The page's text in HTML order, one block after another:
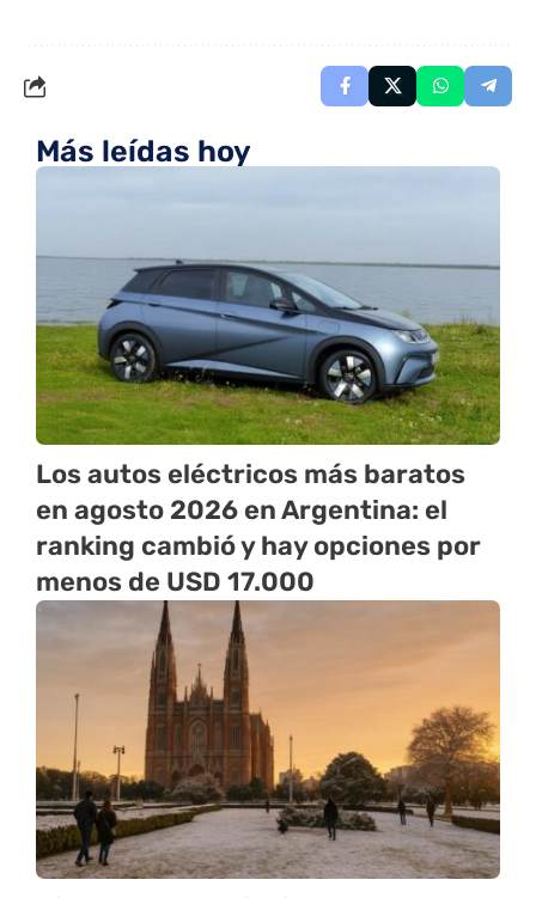
Más leídas hoy
Los autos eléctricos más baratos
en agosto 2026 en Argentina: el
ranking cambió y hay opciones por
menos de USD 17.000